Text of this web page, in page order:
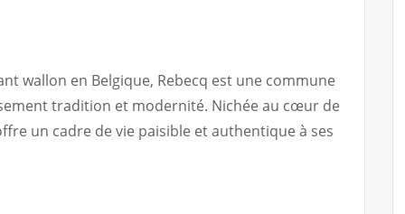
wallon en Belgique, Rebecq est une commune
tradition et modernité. Nichée au cœur de
un cadre de vie paisible et authentique à ses